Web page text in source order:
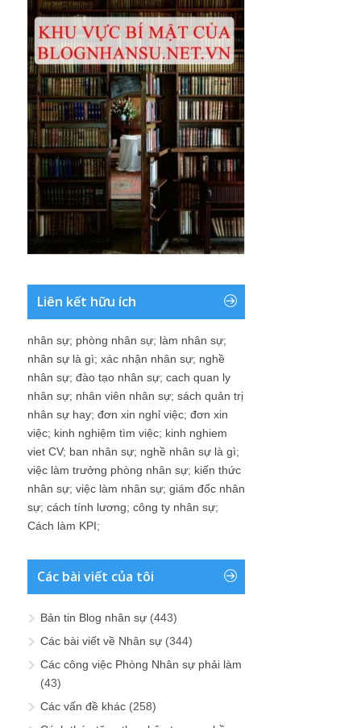
Liên kết hữu ích
nhân sự; phòng nhân sự; làm nhân sự;
nhân sự là gì; xác nhận nhân sự; nghề
nhân sự; đào tạo nhân sự; cach quan ly
nhân sự; nhân viên nhân sự; sách quản trị
nhân sự hay; đơn xin nghỉ việc; đơn xin
việc; kinh nghiệm tìm việc; kinh nghiem
viet CV; ban nhân sự; nghề nhân sự là gì;
việc làm trưởng phòng nhân sự; kiến thức
nhân sự; việc làm nhân sự; giám đốc nhân
sự; cách tính lương; công ty nhân sự;
Cách làm KPI;
Các bài viết của tôi
Bản tin Blog nhân sự (443)
Các bài viết về Nhân sự (344)
Các công việc Phòng Nhân sự phải làm
(43)
Các vấn đề khác (258)